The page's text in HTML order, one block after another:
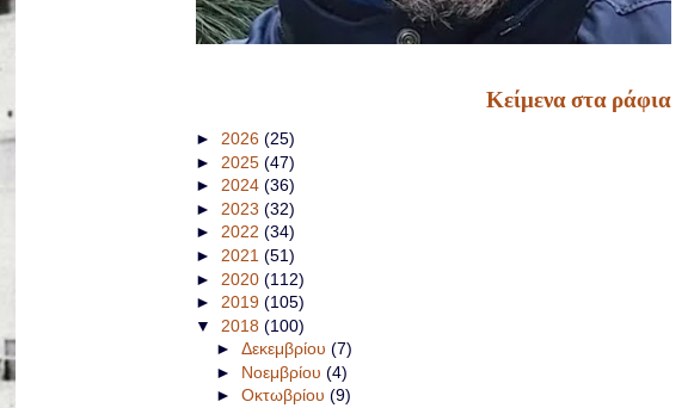
Κείμενα στα ράφια
► 2026 (25)
► 2025 (47)
► 2024 (36)
► 2023 (32)
► 2022 (34)
► 2021 (51)
► 2020 (112)
► 2019 (105)
▼ 2018 (100)
► Δεκεμβρίου (7)
► Νοεμβρίου (4)
► Οκτωβρίου (9)